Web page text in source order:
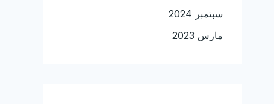
سبتمبر 2024
مارس 2023